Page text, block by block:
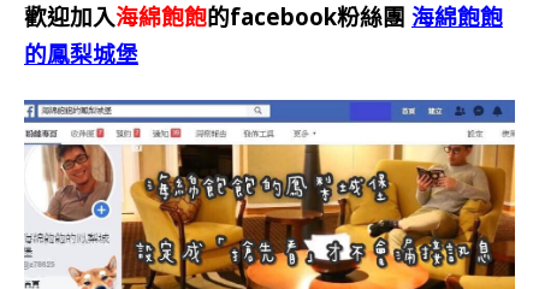
歡迎加入海綿飽飽的facebook粉絲團 海綿飽飽
的鳳梨城堡